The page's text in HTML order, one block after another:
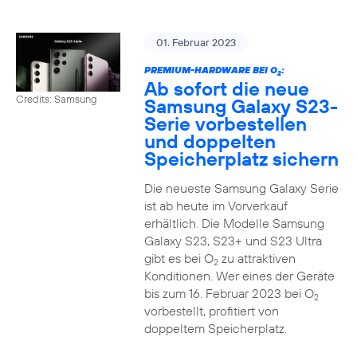
Credits: Samsung
01. Februar 2023
PREMIUM-HARDWARE BEI O2:
Ab sofort die neue
Samsung Galaxy S23-
Serie vorbestellen
und doppelten
Speicherplatz sichern
Die neueste Samsung Galaxy Serie
ist ab heute im Vorverkauf
erhältlich. Die Modelle Samsung
Galaxy S23, S23+ und S23 Ultra
gibt es bei O2zu attraktiven
Konditionen. Wer eines der Geräte
bis zum 16. Februar 2023 bei O2
vorbestellt, profitiert von
doppeltem Speicherplatz.